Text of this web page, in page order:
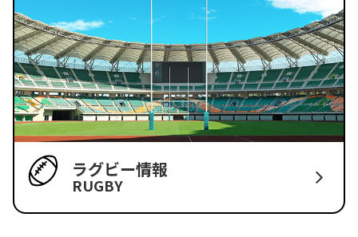
ラグビー情報
RUGBY